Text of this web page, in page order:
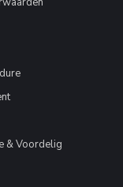
& Voordelig